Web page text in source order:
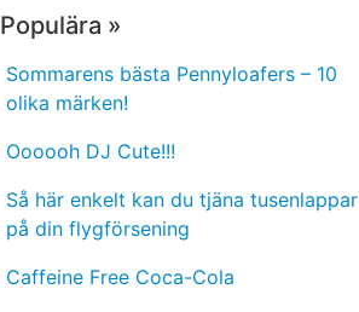
Populära »
Sommarens bästa Pennyloafers – 10
olika märken!
Oooooh DJ Cute!!!
Så här enkelt kan du tjäna tusenlappar
på din flygförsening
Caffeine Free Coca-Cola